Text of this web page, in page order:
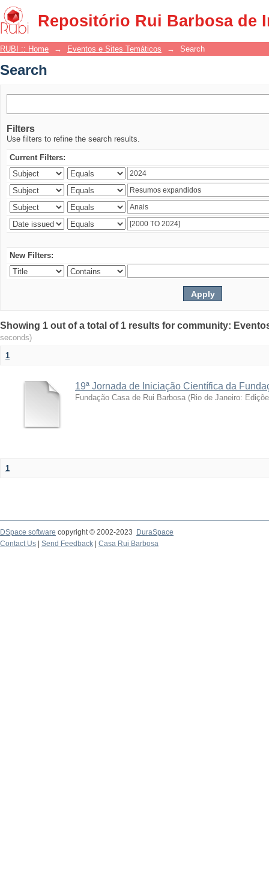
Repositório Rui Barbosa de
Search
RUBI :: Home → Eventos e Sites Temáticos → Search
Search
Filters
Use filters to refine the search results.
Current Filters:
New Filters:
Showing 1 out of a total of 1 results for community:
seconds)
1
19ª Jornada de Iniciação Científica da
Fundação Casa de Rui Barbosa (Rio de Janeiro:
1
DSpace software copyright © 2002-2023
DuraSpace
Contact Us
Send Feedback Casa Rui Barbosa